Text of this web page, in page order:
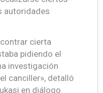
autoridades
cierta
pidiendo el
investigación
canciller», detalló
en diálogo